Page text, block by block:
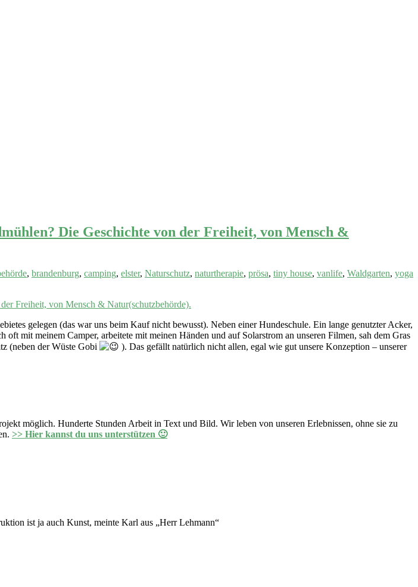
Die Geschichte von der Freiheit, von Mensch &
, brandenburg, camping, elster, Naturschutz, naturtherapie, prösa, tiny house, vanlife, Waldgarten, yoga
gelegen (das war uns beim Kauf nicht bewusst). Neben einer Hundeschule. Ein lange genutzter Acker,
mit meinem Camper, arbeitete mit meinen Händen und auf Solarstrom an unseren Filmen, sah dem Gras
(neben der Wüste Gobi
). Das gefällt natürlich nicht allen, egal wie gut unsere Konzeption – unserer
möglich. Hunderte Stunden Arbeit in Text und Bild. Wir leben von unseren Erlebnissen, ohne sie zu
>> Hier kannst du uns unterstützen 🙂
ist ja auch Kunst, meinte Karl aus „Herr Lehmann“